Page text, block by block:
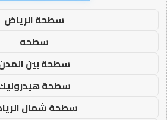
سطحة الرياض
سطحه
سطحة بين
سطحة
سطحة شمال